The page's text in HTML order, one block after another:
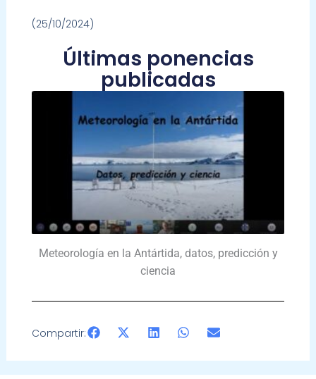
(25/10/2024)
Últimas ponencias
publicadas
Meteorología en la Antártida, datos, predicción y
ciencia
Compartir: